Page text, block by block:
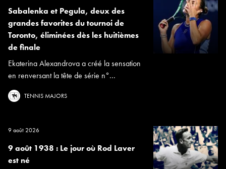
Sabalenka et Pegula, deux des
grandes favorites du tournoi de
Toronto, éliminées dès les huitièmes
de finale
Ekaterina Alexandrova a créé la sensation
en renversant la tête de série n°...
TENNIS MAJORS
9 août 2026
9 août 1938 : Le jour où Rod Laver
est né